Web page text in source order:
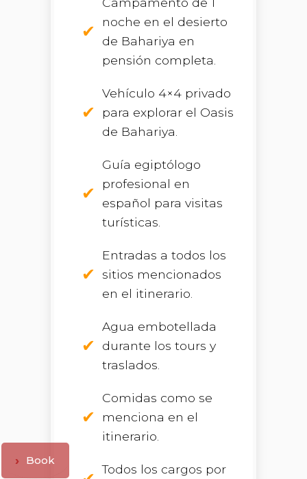
Book
noche en el desierto
de Bahariya en
pensión completa.
Vehículo 4×4 privado
para explorar el Oasis
de Bahariya.
Guía egiptólogo
profesional en
español para visitas
turísticas.
Entradas a todos los
sitios mencionados
en el itinerario.
Agua embotellada
durante los tours y
traslados.
Comidas como se
menciona en el
itinerario.
Todos los cargos por